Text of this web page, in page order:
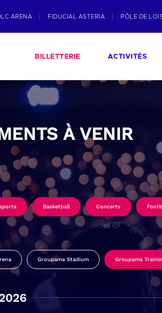
ARENA FIDUCIAL ASTERIA PÔLE DE
BILLETTERIE ACTIVITÉS
À VENIR
Basketball Concerts
Groupama Stadium Groupama